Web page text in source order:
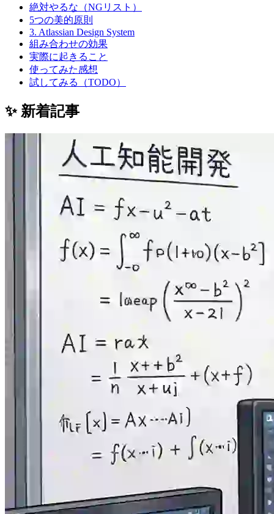
絶対やるな（NGリスト）
5つの美的原則
3. Atlassian Design System
組み合わせの効果
実際に起きること
使ってみた感想
試してみる（TODO）
✨ 新着記事